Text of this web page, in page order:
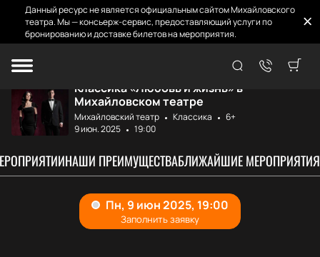
Данный ресурс не является официальным сайтом Михайловского
театра. Мы — консьерж-сервис, предоставляющий услуги по
бронированию и доставке билетов на мероприятия.
Главная
Классика «Любовь и жизнь» в
Михайловском театре
Михайловский театр Классика
6+
9 июн. 2025
19:00
НАШИ ПРЕИМУЩЕСТВАБЛИЖАЙШИЕ МЕРОПРИЯТИЯ